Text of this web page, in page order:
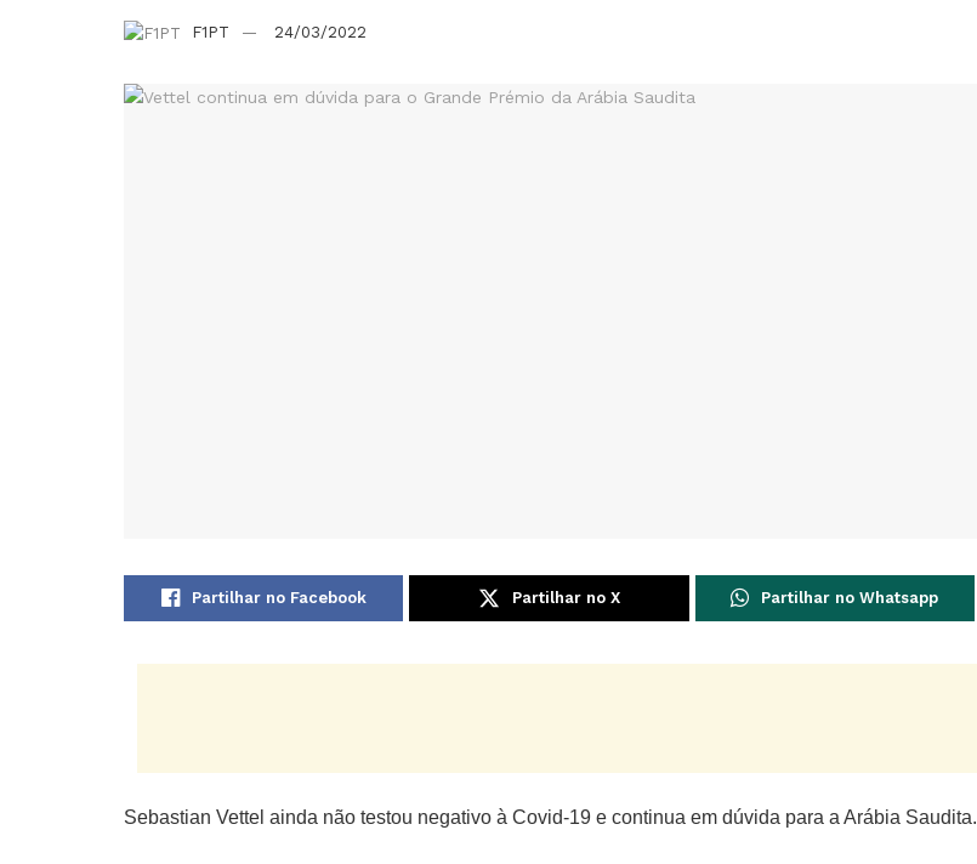
F1PT 24/03/2022
Partilhar no Facebook Partilhar no X Partilhar no Whatsapp
Sebastian Vettel ainda não testou negativo à Covid-19 e continua em dúvida para a Arábia Saudita.